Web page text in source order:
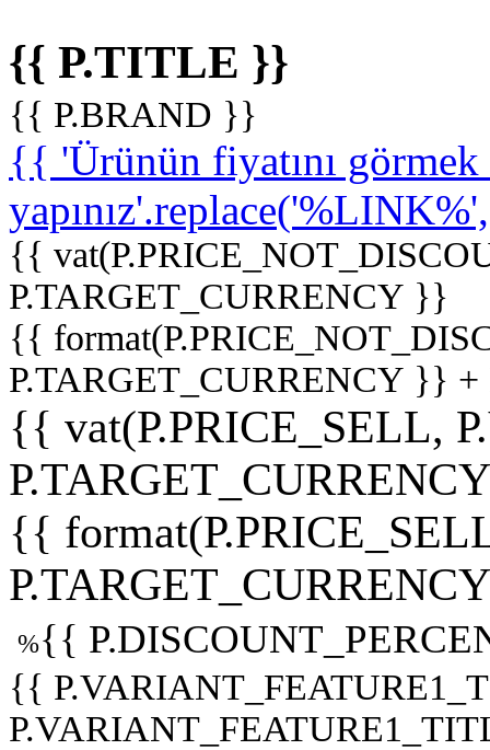
{{ P.TITLE }}
{{ P.BRAND }}
{{ 'Ürünün fiyatını
{{
P.TARGET_CURRENCY }}
{{
P.TARGET_CURRENCY }}
{{ vat(P.PRICE_SELL,
{{
%{{
{{